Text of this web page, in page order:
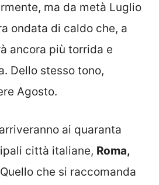
ma da metà Luglio
ondata di caldo che, a
ancora più torrida e
Dello stesso tono,
Agosto.
ai quaranta
città italiane, Roma,
Quello che si raccomanda